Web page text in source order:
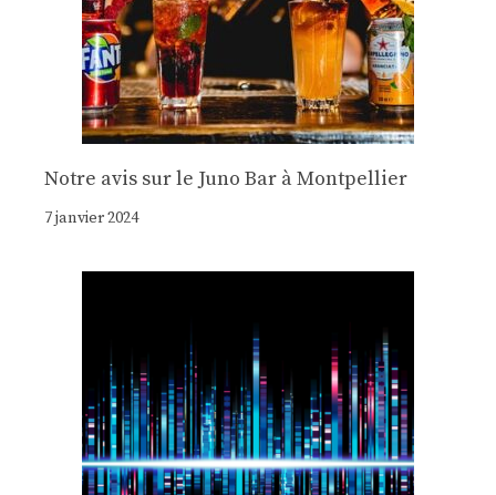
Notre avis sur le Juno Bar à Montpellier
7 janvier 2024